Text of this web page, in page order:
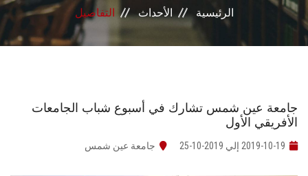
البحث العلمي
الرعاية الصحية
الرئيسية الأحداث التفاصيل
جامعة عين شمس تشارك في أسبوع شباب الجامعات
الأفريقي الأول
2019-10-19 إلي 2019-10-25 جامعة عين شمس